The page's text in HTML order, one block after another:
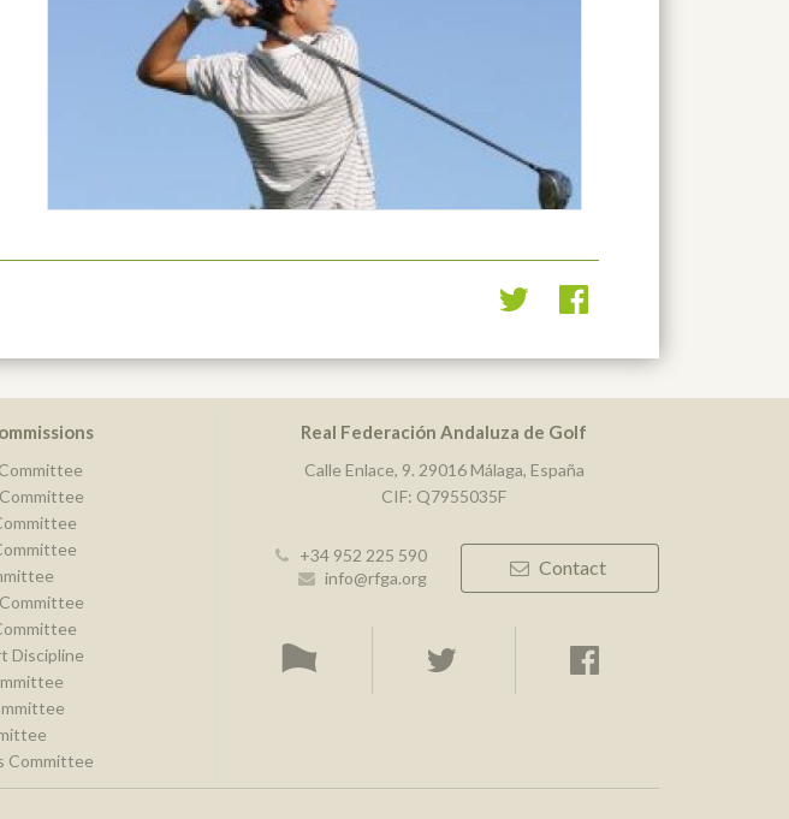
Discipline
Committee
Real Federación Andaluza de Golf
Calle Enlace, 9. 29016 Málaga, España
CIF: Q7955035F
+34 952 225 590
info@rfga.org
Contact